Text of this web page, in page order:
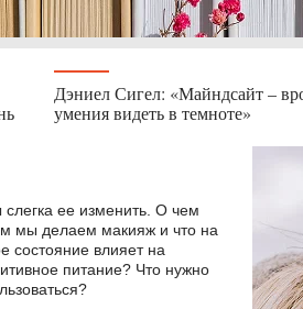
Дэниел Сигел: «Майндсайт –
умения видеть в темноте»
ее изменить. О чем
мы делаем макияж и что на
состояние влияет на
питание? Что нужно